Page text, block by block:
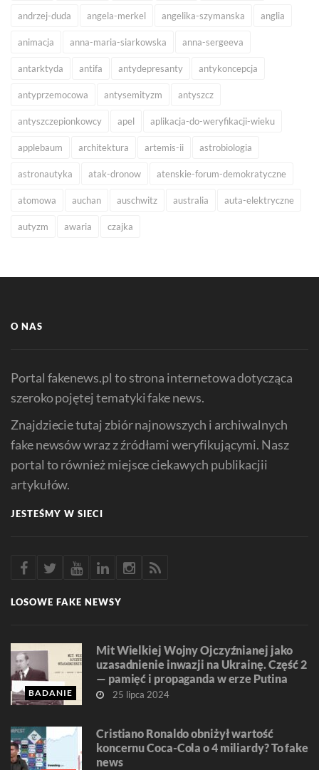
andrzej-duda angela-merkel angelika-szymanska anglia
animacja anna-maria-siarkowska anna-sergeeva
antarktyda antifa antydepresanty antykoncepcja
antyprzemocowa antysemityzm antyszcz
antyszczepionkowcy apel aplikacja-do-weryfikacji-wieku
applebaum architektura artemis-ii astrobiologia
astronautyka atak-dronow atenskie-forum-demokratyczne
atomowa auchan auschwitz australia auta-elektryczne
autyzm awaria czajka
O NAS
Portal fakenews.pl to strona internetowa dotycząca
szeroko pojętej tematyki fake news.
Znajdziecie tutaj zbiór najnowszych i archiwalnych
fake newsów wraz z źródłami weryfikującymi. Nasz
portal to również miejsce ciekawych publikacjii
artykułów.
JESTEŚMY W SIECI
LOSOWE FAKE NEWSY
BADANIE
Mit Wielkiej Wojny Ojczyźnianej jako
uzasadnienie inwazji na Ukrainę. Część 2
— pamięć i propaganda w erze Putina
25 lipca 2024
Cristiano Ronaldo obniżył wartość
koncernu Coca-Cola o 4 miliardy? To fake
news